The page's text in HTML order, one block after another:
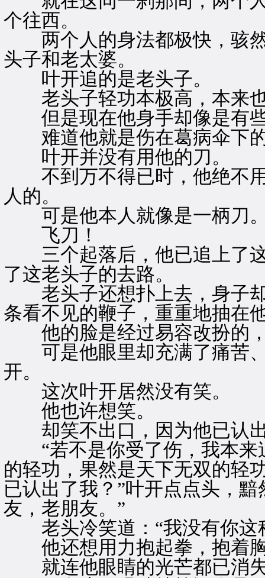
个往西。
两个人的身法都极快，骇然
头子和老太婆。
叶开追的是老头子。
老头子轻功本极高，本来
但是现在他身手却像是有些
难道他就是伤在葛病伞下
叶开并没有用他的刀。
不到万不得已时，他绝不用
人的。
可是他本人就像是一柄刀
飞刀！
三个起落后，他已追上了这
了这老头子的去路。
老头子还想扑上去，身子却
条看不见的鞭子，重重地抽在
他的脸是经过易容改扮的，
可是他眼里却充满了痛苦、
开。
这次叶开居然没有笑。
他也许想笑。
却笑不出口，因为他已认
“若不是你受了伤，我本来
的轻功，果然是天下无双的轻
已认出了我？”叶开点点头，
友，老朋友。”
老头冷笑道：“我没有你这
他还想用力抱起拳，抱着胸
就连他眼睛的光芒都已消